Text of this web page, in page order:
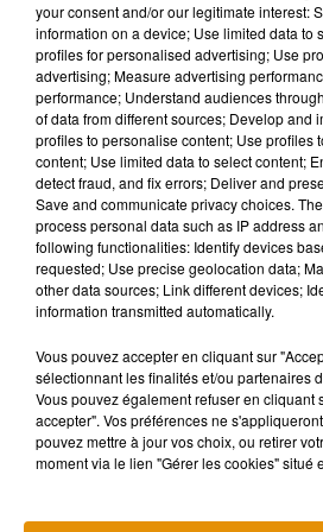
Musique
7 août 2026
Madonna sort
Sensation »
7 août 2026
Angèle et Amélie
collaboration
your consent and/or our legitimate interest:
information on a device; Use limited data to
profiles for personalised advertising; Use
advertising; Measure advertising
performance; Understand audiences
of data from different sources; Develop and
profiles to personalise content; Use profiles
content; Use limited data to select content;
detect fraud, and fix errors; Deliver and
Save and communicate privacy choices.
process personal data such as IP address
following functionalities: Identify devices
requested; Use precise geolocation data;
other data sources; Link different devices;
information transmitted automatically.
Vous pouvez accepter en cliquant sur
sélectionnant les finalités et/ou partenaires
Vous pouvez également refuser en cliquant
accepter". Vos préférences ne
pouvez mettre à jour vos choix, ou retirer
moment via le lien "Gérer les cookies" situé